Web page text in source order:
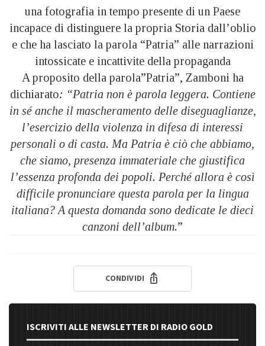
una fotografia in tempo presente di un Paese
incapace di distinguere la propria Storia dall’oblio
e che ha lasciato la parola “Patria” alle narrazioni
intossicate e incattivite della propaganda
A proposito della parola”Patria”, Zamboni ha
dichiarato: “Patria non è parola leggera. Contiene
in sé anche il mascheramento delle diseguaglianze,
l’esercizio della violenza in difesa di interessi
personali o di casta. Ma Patria è ciò che abbiamo,
che siamo, presenza immateriale che giustifica
l’essenza profonda dei popoli. Perché allora è così
difficile pronunciare questa parola per la lingua
italiana? A questa domanda sono dedicate le dieci
canzoni dell’album.”
CONDIVIDI
ISCRIVITI ALLE NEWSLETTER DI RADIO GOLD